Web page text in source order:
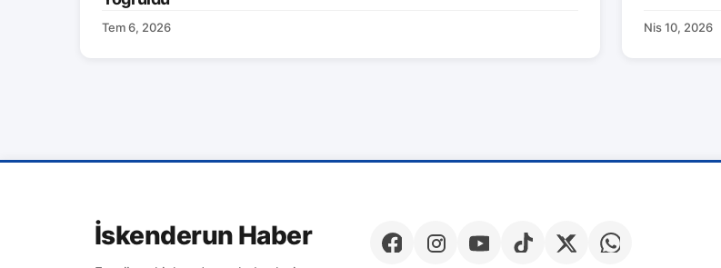
Tem 6, 2026 Nis 10, 2026
İskenderun Haber